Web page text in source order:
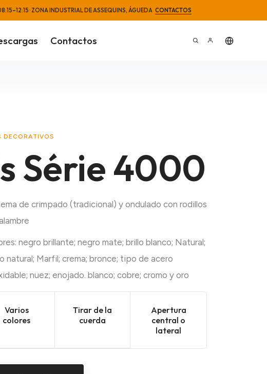
· ZONA INDUSTRIAL DE ASSEQUINS, ÁGUEDA CONTACTOS
Contactos
DECORATIVOS
Série 4000
de crimpado (tradicional) y ondulado con rodillos
negro brillante; negro mate; brillo blanco; Natural;
natural; Marfil; crema; bronce; tipo de acero
nuez; enojado. blanco; cobre; cromo y oro
Varios
colores
Tirar de la
cuerda
Apertura
central o
lateral